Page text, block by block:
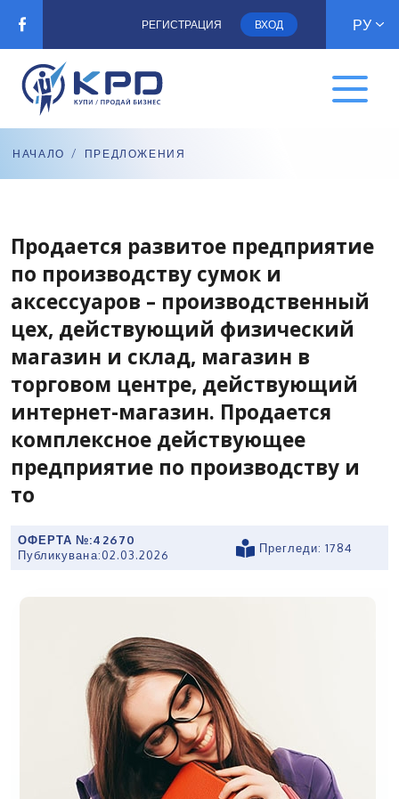
РЕГИСТРАЦИЯ ВХОД РУ
НАЧАЛО / ПРЕДЛОЖЕНИЯ
Продается развитое предприятие
по производству сумок и
аксессуаров – производственный
цех, действующий физический
магазин и склад, магазин в
торговом центре, действующий
интернет-магазин. Продается
комплексное действующее
предприятие по производству и
то
ОФЕРТА №:42670
Публикувана:02.03.2026
Прегледи: 1784